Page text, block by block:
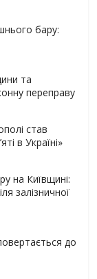
бару:
та
переправу
став
в Україні»
на Київщині:
залізничної
до